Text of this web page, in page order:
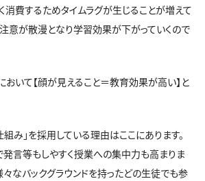
消費するためタイムラグが生じることが増えて
注意が散漫となり学習効果が下がっていくので
おいて【顔が見えること＝教育効果が高い】と
み」を採用している理由はここにあります。
言等もしやすく授業への集中力も高まりま
々なバックグラウンドを持ったどの生徒でも参